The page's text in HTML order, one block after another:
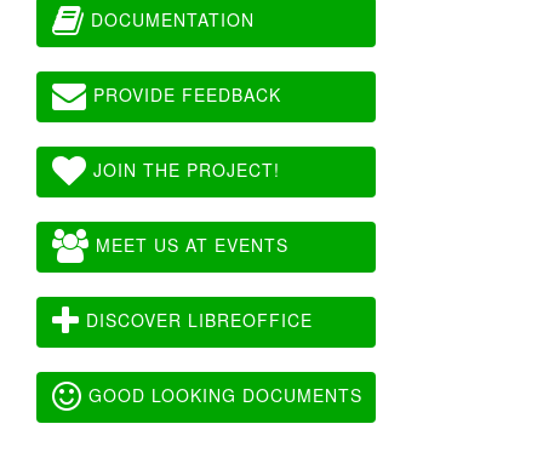
DOCUMENTATION
PROVIDE FEEDBACK
JOIN THE PROJECT!
MEET US AT EVENTS
DISCOVER LIBREOFFICE
GOOD LOOKING DOCUMENTS